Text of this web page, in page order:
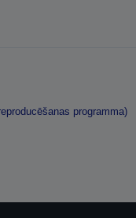
programma)